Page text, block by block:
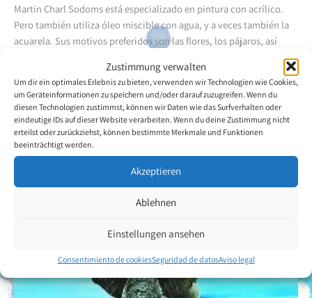
Zustimmung verwalten
Um dir ein optimales Erlebnis zu bieten, verwenden wir Technologien wie Cookies,
um Geräteinformationen zu speichern und/oder darauf zuzugreifen. Wenn du
diesen Technologien zustimmst, können wir Daten wie das Surfverhalten oder
eindeutige IDs auf dieser Website verarbeiten. Wenn du deine Zustimmung nicht
erteilst oder zurückziehst, können bestimmte Merkmale und Funktionen
beeinträchtigt werden.
Akzeptieren
Ablehnen
Einstellungen ansehen
Consentimiento de cookiesSeguridad de datosAviso legal
Martin Charl Sodoms está especializado en pintura con acrílico.
Pero también utiliza óleo miscible con agua, y a veces también la
acuarela. Sus motivos preferidos son las flores, los pájaros, así
como los paisajes y la gente de su patria. Le gusta el deporte y es
un experto jugador en cerbatana deportiva. Entre sus ocupaciones
preferidas figuran la pintura, el dibujo y la fotografía, la ropa así
como la creación de páginas web.
Volver a la descripción general del artista